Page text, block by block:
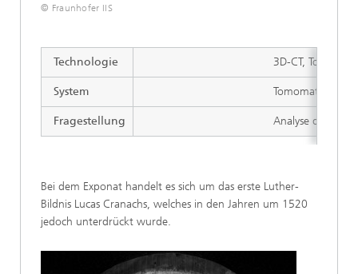
© Fraunhofer IIS
3D-CT,
Tomomat
Analyse der
Technologie
System
Fragestellung
Bei dem Exponat handelt es sich um das erste Luther-
Bildnis Lucas Cranachs, welches in den Jahren um 1520
jedoch unterdrückt wurde.